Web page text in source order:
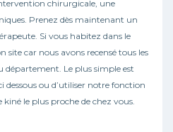
chirurgicale, une
Prenez dès maintenant un
Si vous habitez dans le
site car nous avons recensé tous les
département. Le plus simple est
dessous ou d’utiliser notre fonction
le plus proche de chez vous.